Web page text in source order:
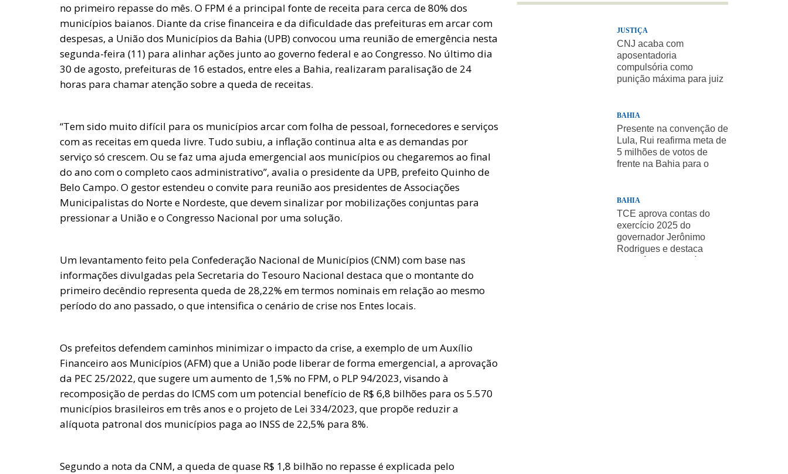
no primeiro repasse do mês. O FPM é a principal fonte de receita para cerca de 80% dos
municípios baianos. Diante da crise financeira e da dificuldade das prefeituras em arcar com
despesas, a União dos Municípios da Bahia (UPB) convocou uma reunião de emergência nesta
segunda-feira (11) para alinhar ações junto ao governo federal e ao Congresso. No último dia
30 de agosto, prefeituras de 16 estados, entre eles a Bahia, realizaram paralisação de 24
horas para chamar atenção sobre a queda de receitas.
“Tem sido muito difícil para os municípios arcar com folha de pessoal, fornecedores e serviços
com as receitas em queda livre. Tudo subiu, a inflação continua alta e as demandas por
serviço só crescem. Ou se faz uma ajuda emergencial aos municípios ou chegaremos ao final
do ano com o completo caos administrativo”, avalia o presidente da UPB, prefeito Quinho de
Belo Campo. O gestor estendeu o convite para reunião aos presidentes de Associações
Municipalistas do Norte e Nordeste, que devem sinalizar por mobilizações conjuntas para
pressionar a União e o Congresso Nacional por uma solução.
Um levantamento feito pela Confederação Nacional de Municípios (CNM) com base nas
informações divulgadas pela Secretaria do Tesouro Nacional destaca que o montante do
primeiro decêndio representa queda de 28,22% em termos nominais em relação ao mesmo
período do ano passado, o que intensifica o cenário de crise nos Entes locais.
Os prefeitos defendem caminhos minimizar o impacto da crise, a exemplo de um Auxílio
Financeiro aos Municípios (AFM) que a União pode liberar de forma emergencial, a aprovação
da PEC 25/2022, que sugere um aumento de 1,5% no FPM, o PLP 94/2023, visando à
recomposição de perdas do ICMS com um potencial benefício de R$ 6,8 bilhões para os 5.570
municípios brasileiros em três anos e o projeto de Lei 334/2023, que propõe reduzir a
alíquota patronal dos municípios paga ao INSS de 22,5% para 8%.
Segundo a nota da CNM, a queda de quase R$ 1,8 bilhão no repasse é explicada pelo
JUSTIÇA
CNJ acaba com
aposentadoria
compulsória como
punição máxima para juiz
BAHIA
Presente na convenção de
Lula, Rui reafirma meta de
5 milhões de votos de
frente na Bahia para o
BAHIA
TCE aprova contas do
exercício 2025 do
governador Jerônimo
Rodrigues e destaca